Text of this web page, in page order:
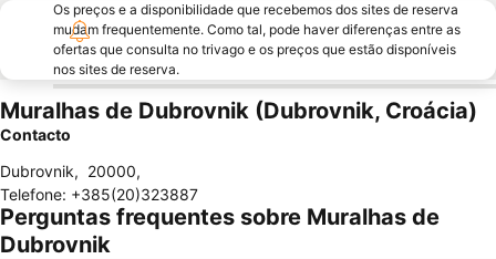
Os preços e a disponibilidade que recebemos dos sites de reserva
mudam frequentemente. Como tal, pode haver diferenças entre as
ofertas que consulta no trivago e os preços que estão disponíveis
nos sites de reserva.
Muralhas de Dubrovnik (Dubrovnik, Croácia)
Contacto
Dubrovnik, 20000,
Telefone: +385(20)323887
Perguntas frequentes sobre Muralhas de
Dubrovnik